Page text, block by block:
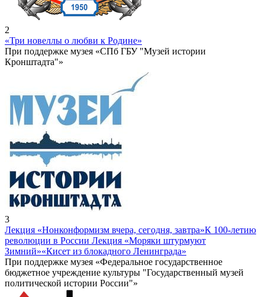
2
«Три новеллы о любви к Родине»
При поддержке музея «СПб ГБУ "Музей истории
Кронштадта"»
3
Лекция «Нонконформизм вчера, сегодня, завтра»К 100-летию
революции в России Лекция «Моряки штурмуют
Зимний»«Кисет из блокадного Ленинграда»
При поддержке музея «Федеральное государственное
бюджетное учреждение культуры "Государственный музей
политической истории России"»